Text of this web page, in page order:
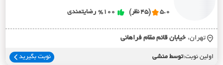
5.0 (45 نظر) %100 رضایتمندی
تهران، خيابان قائم مقام فراهاني
اولین نوبت:توسط منشی نوبت بگیرید